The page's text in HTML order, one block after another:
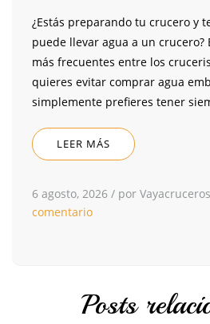
¿Estás preparando tu crucero y
puede llevar agua a un crucero?
más frecuentes entre los
quieres evitar comprar agua
simplemente prefieres tener
LEER MÁS
6 agosto, 2026 / por Vayacruceros
comentario
Posts